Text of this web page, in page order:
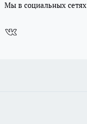
Мы в социальных сетях